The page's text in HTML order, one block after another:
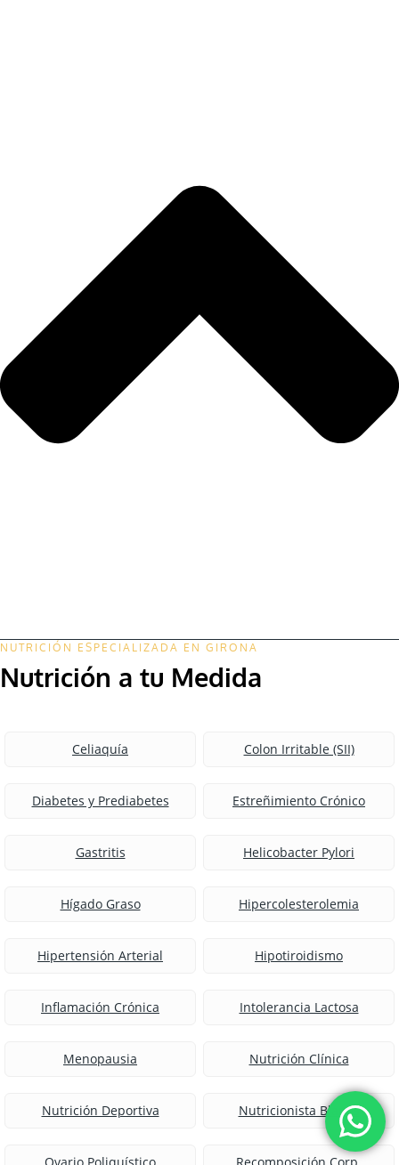
NUTRICIÓN ESPECIALIZADA EN GIRONA
Nutrición a tu Medida
Celiaquía Colon Irritable (SII)
Diabetes y Prediabetes Estreñimiento Crónico
Gastritis Helicobacter Pylori
Hígado Graso Hipercolesterolemia
Hipertensión Arterial Hipotiroidismo
Inflamación Crónica Intolerancia Lactosa
Menopausia Nutrición Clínica
Nutrición Deportiva Nutricionista Blanes